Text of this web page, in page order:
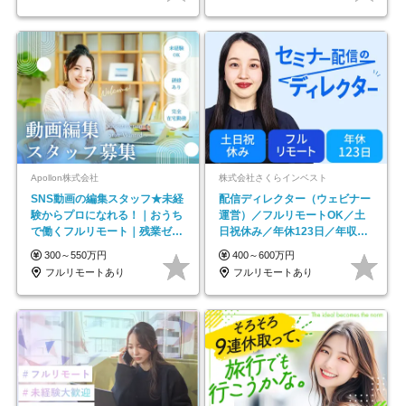
Apollon株式会社
SNS動画の編集スタッフ★未経
験からプロになれる！｜おうち
で働くフルリモート｜残業ゼロ
で18時退勤◎
300～550万円
フルリモートあり
株式会社さくらインベスト
配信ディレクター（ウェビナー
運営）／フルリモートOK／土
日祝休み／年休123日／年収
600万円可
400～600万円
フルリモートあり